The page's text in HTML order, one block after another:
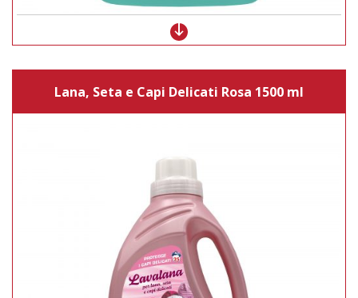
Lana, Seta e Capi Delicati Rosa 1500 ml